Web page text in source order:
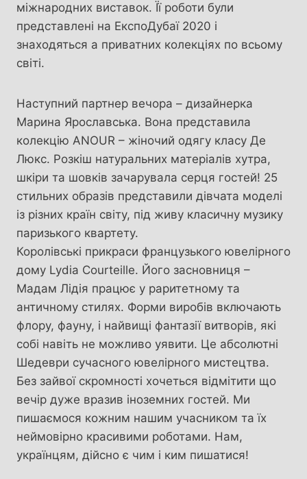
міжнародних виставок. Її роботи були
представлені на ЕкспоДубаї 2020 і
знаходяться а приватних колекціях по всьому
світі.
Наступний партнер вечора – дизайнерка
Марина Ярославська. Вона представила
колекцію ANOUR – жіночий одягу класу Де
Люкс. Розкіш натуральних матеріалів хутра,
шкіри та шовків зачарувала серця гостей! 25
стильних образів представили дівчата моделі
із різних країн світу, під живу класичну музику
паризького квартету.
Королівські прикраси французького ювелірного
дому Lydia Courteille. Його засновниця –
Мадам Лідія працює у раритетному та
античному стилях. Форми виробів включають
флору, фауну, і найвищі фантазії витворів, які
собі навіть не можливо уявити. Це абсолютні
Шедеври сучасного ювелірного мистецтва.
Без зайвої скромності хочеться відмітити що
вечір дуже вразив іноземних гостей. Ми
пишаємося кожним нашим учасником та їх
неймовірно красивими роботами. Нам,
українцям, дійсно є чим і ким пишатися!